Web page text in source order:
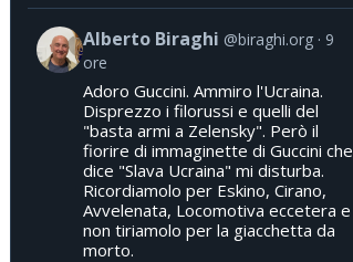
Alberto Biraghi @biraghi.org
9
ore
Adoro Guccini. Ammiro l'Ucraina.
Disprezzo i filorussi e quelli del
"basta armi a Zelensky". Però il
fiorire di immaginette di Guccini che
dice "Slava Ucraina" mi disturba.
Ricordiamolo per Eskino, Cirano,
Avvelenata, Locomotiva eccetera e
non tiriamolo per la giacchetta da
morto.